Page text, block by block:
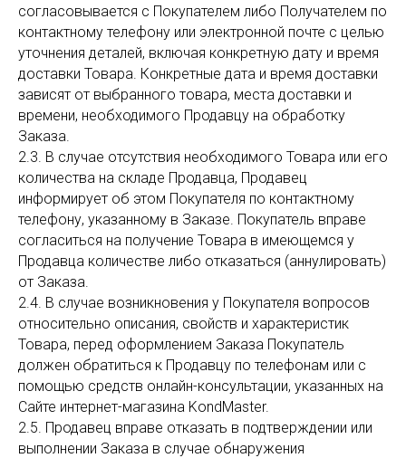
согласовывается с Покупателем либо Получателем по
контактному телефону или электронной почте с целью
уточнения деталей, включая конкретную дату и время
доставки Товара. Конкретные дата и время доставки
зависят от выбранного товара, места доставки и
времени, необходимого Продавцу на обработку
Заказа.
2.3. В случае отсутствия необходимого Товара или его
количества на складе Продавца, Продавец
информирует об этом Покупателя по контактному
телефону, указанному в Заказе. Покупатель вправе
согласиться на получение Товара в имеющемся у
Продавца количестве либо отказаться (аннулировать)
от Заказа.
2.4. В случае возникновения у Покупателя вопросов
относительно описания, свойств и характеристик
Товара, перед оформлением Заказа Покупатель
должен обратиться к Продавцу по телефонам или с
помощью средств онлайн-консультации, указанных на
Сайте интернет-магазина KondMaster.
2.5. Продавец вправе отказать в подтверждении или
выполнении Заказа в случае обнаружения